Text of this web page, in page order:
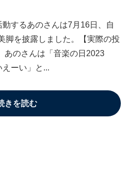
するあのさんは7月16日、自
脚を披露しました。【実際の投
あのさんは「音楽の日2023
ーい」と...
きを読む